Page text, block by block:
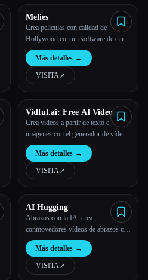
Melies
Crea películas con calidad de
Hollywood con un software de cine
de IA
Más detalles →
VISITA↗︎
Vidful.ai: Free AI Video
Generator Online
Crea vídeos a partir de texto e
imágenes con el generador de vídeos
de IA gratuito de Vidful.ai con
tecnología de Kuaishou Kling AI y
Luma AI Dream Machine.
Más detalles →
VISITA↗︎
AI Hugging
Abrazos con la IA: crea
conmovedores vídeos de abrazos con
la IA gratis
Más detalles →
VISITA↗︎